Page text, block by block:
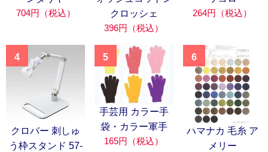
704円（税込）
クロッシェ
396円（税込）
264円（税込）
4
クロバー 刺しゅ
う枠スタンド 57-
5
手芸用 カラー手
袋・カラー軍手
165円（税込）
6
ハマナカ 毛糸 ア
メリー